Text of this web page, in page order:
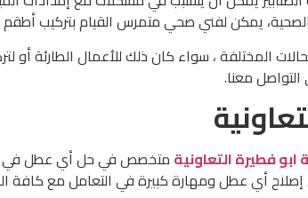
يمكن لفني صحي متمرس القيام بتركيب أطقم
المختلفة ، سواء كان ذلك للأعمال الطارئة أو
معنا.
فطيرة التعاونية متخصص في حل أي عطل في
أي عطل ومهارة كبيرة في التعامل مع كافة